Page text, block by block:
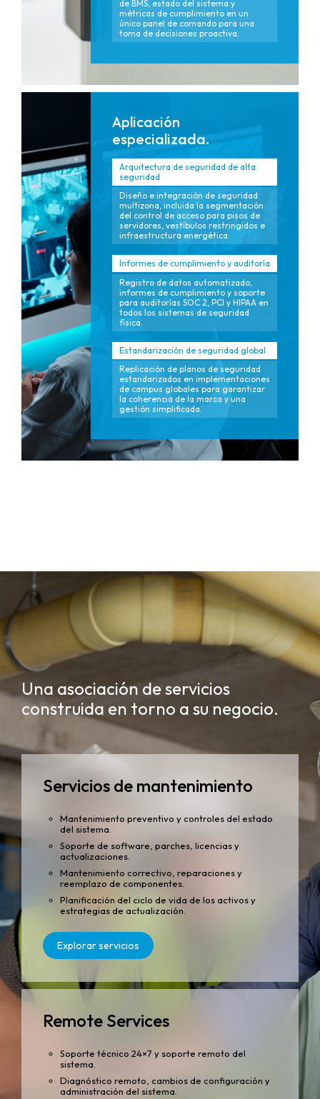
de BMS, estado del sistema y
métricas de cumplimiento en un
único panel de comando para una
toma de decisiones proactiva.
Aplicación
especializada.
Arquitectura de seguridad de alta
seguridad
Diseño e integración de seguridad
multizona, incluida la segmentación
del control de acceso para pisos de
servidores, vestíbulos restringidos e
infraestructura energética.
Informes de cumplimiento y auditoría
Registro de datos automatizado,
informes de cumplimiento y soporte
para auditorías SOC 2, PCI y HIPAA en
todos los sistemas de seguridad
física.
Estandarización de seguridad global
Replicación de planos de seguridad
estandarizados en implementaciones
de campus globales para garantizar
la coherencia de la marca y una
gestión simplificada.
Una asociación de servicios
construida en torno a su negocio.
Servicios de mantenimiento
Mantenimiento preventivo y controles del estado
del sistema.
Soporte de software, parches, licencias y
actualizaciones.
Mantenimiento correctivo, reparaciones y
reemplazo de componentes.
Planificación del ciclo de vida de los activos y
estrategias de actualización.
Explorar servicios
Remote Services
Soporte técnico 24×7 y soporte remoto del
sistema.
Diagnóstico remoto, cambios de configuración y
administración del sistema.